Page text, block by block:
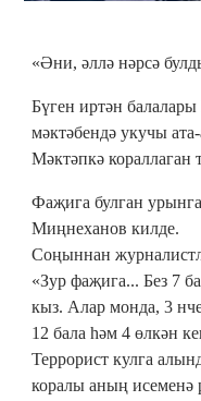
«Әни, әллә нәрсә
Бүген иртән
мәктәбендә укучы
Мәктәпкә кораллаган
Фаҗига булган
Миңнеханов килде.
Соңыннан
«Зур фаҗига... Без 7
кыз. Алар монда, 3
12 бала һәм 4 өлкән
Террорист кулга
коралы аның исеменә